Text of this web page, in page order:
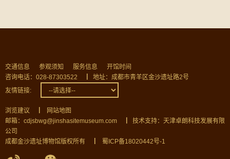
交通信息 参观须知 服务信息
开馆时间
咨询电话：028-87303522
地址：成都市青羊区金沙遗址路2号
友情链接:
浏览建议
网站地图
邮箱：cdjsbwg@jinshasitemuseum.com
技术支持：天津卓朗科技发展有限
公司
成都金沙遗址博物馆版权所有
蜀ICP备18020442号-1